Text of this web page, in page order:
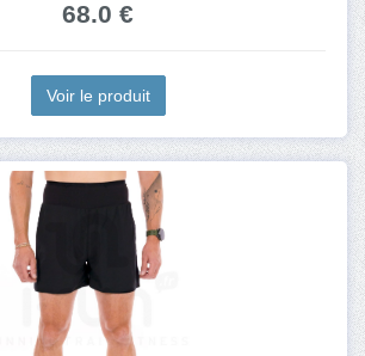
68.0 €
Voir le produit